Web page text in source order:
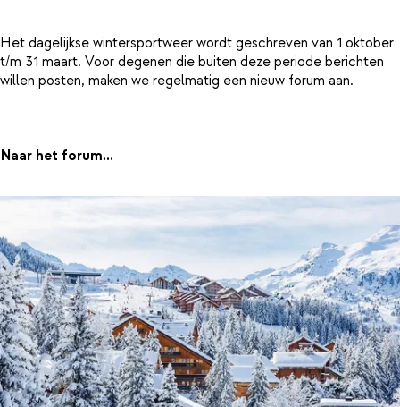
Het dagelijkse wintersportweer wordt geschreven van 1 oktober
t/m 31 maart. Voor degenen die buiten deze periode berichten
willen posten, maken we regelmatig een nieuw forum aan.
Naar het forum...